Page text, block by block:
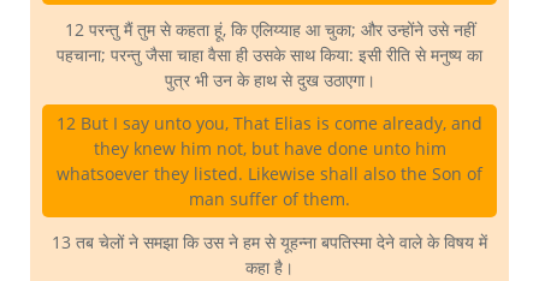
12 परन्तु मैं तुम से कहता हूं, कि एलिय्याह आ चुका; और उन्होंने उसे नहीं
पहचाना; परन्तु जैसा चाहा वैसा ही उसके साथ किया: इसी रीति से मनुष्य का
पुत्र भी उन के हाथ से दुख उठाएगा।
12 But I say unto you, That Elias is come already, and
they knew him not, but have done unto him
whatsoever they listed. Likewise shall also the Son of
man suffer of them.
13 तब चेलों ने समझा कि उस ने हम से यूहन्ना बपतिस्मा देने वाले के विषय में
कहा है।